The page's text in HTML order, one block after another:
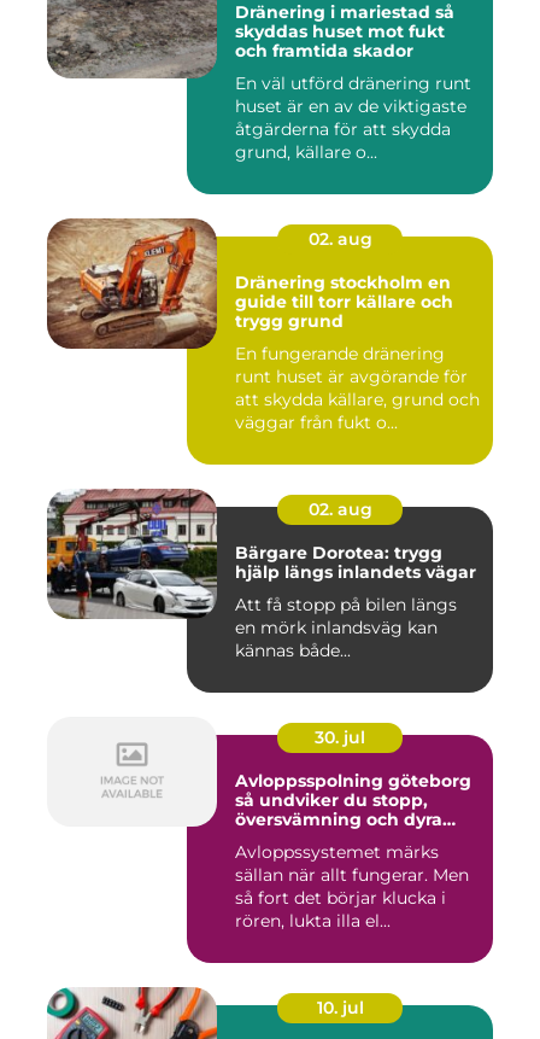
Dränering i mariestad så
skyddas huset mot fukt
och framtida skador
En väl utförd dränering runt
huset är en av de viktigaste
åtgärderna för att skydda
grund, källare o...
02. aug
Dränering stockholm en
guide till torr källare och
trygg grund
En fungerande dränering
runt huset är avgörande för
att skydda källare, grund och
väggar från fukt o...
02. aug
Bärgare Dorotea: trygg
hjälp längs inlandets vägar
Att få stopp på bilen längs
en mörk inlandsväg kan
kännas både...
30. jul
Avloppsspolning göteborg
så undviker du stopp,
översvämning och dyra
Avloppssystemet märks
sällan när allt fungerar. Men
så fort det börjar klucka i
rören, lukta illa el...
10. jul